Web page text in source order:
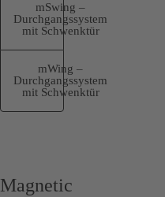
mSwing –
Durchgangssystem
mit Schwenktür
mWing –
Durchgangssystem
mit Schwenktür
Magnetic